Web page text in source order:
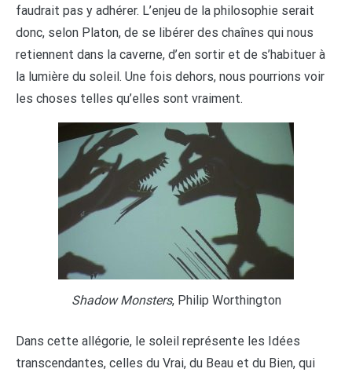
faudrait pas y adhérer. L’enjeu de la philosophie serait
donc, selon Platon, de se libérer des chaînes qui nous
retiennent dans la caverne, d’en sortir et de s’habituer à
la lumière du soleil. Une fois dehors, nous pourrions voir
les choses telles qu’elles sont vraiment.
Shadow Monsters, Philip Worthington
Dans cette allégorie, le soleil représente les Idées
transcendantes, celles du Vrai, du Beau et du Bien, qui